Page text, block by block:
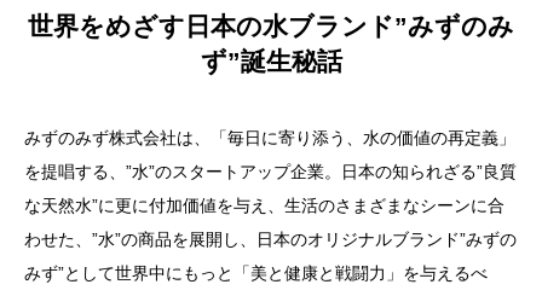
世界をめざす日本の水ブランド”みずのみ
ず”誕生秘話
みずのみず株式会社は、「毎日に寄り添う、水の価値の再定義」
を提唱する、”水”のスタートアップ企業。日本の知られざる”良質
な天然水”に更に付加価値を与え、生活のさまざまなシーンに合
わせた、”水”の商品を展開し、日本のオリジナルブランド”みずの
みず”として世界中にもっと「美と健康と戦闘力」を与えるべ